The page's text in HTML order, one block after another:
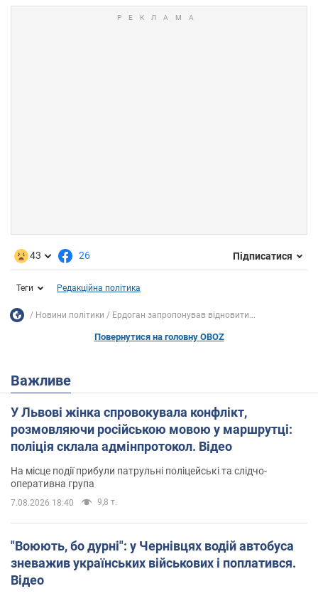
43 26 Підписатися
Теги Редакційна політика
Новини політики Ердоган запропонував відновити...
Повернутися на головну OBOZ
Важливе
У Львові жінка спровокувала конфлікт,
розмовляючи російською мовою у маршрутці:
поліція склала адмінпротокол. Відео
На місце події прибули патрульні поліцейські та слідчо-
оперативна група
7.08.2026 18:40 9,8 т.
"Воюють, бо дурні": у Чернівцях водій автобуса
зневажив українських військових і поплатився.
Відео